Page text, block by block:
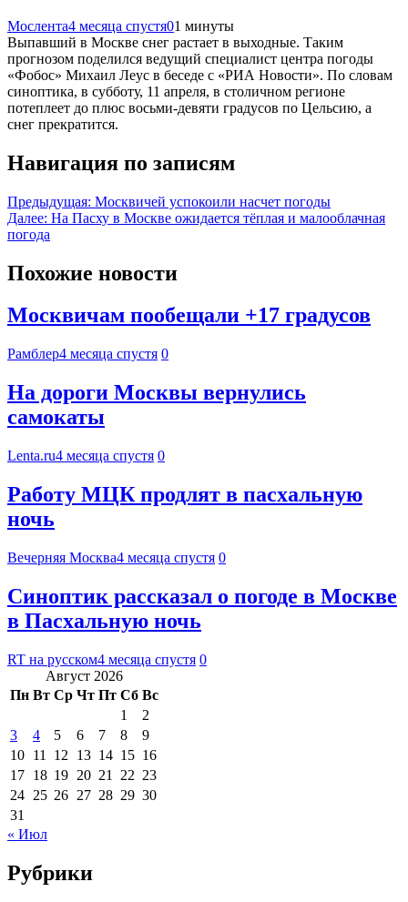
Мослента4 месяца спустя01 минуты
Выпавший в Москве снег растает в выходные. Таким
прогнозом поделился ведущий специалист центра погоды
«Фобос» Михаил Леус в беседе с «РИА Новости». По словам
синоптика, в субботу, 11 апреля, в столичном регионе
потеплеет до плюс восьми-девяти градусов по Цельсию, а
снег прекратится.
Навигация по записям
Предыдущая: Москвичей успокоили насчет погоды
Далее: На Пасху в Москве ожидается тёплая и малооблачная
погода
Похожие новости
Москвичам пообещали +17 градусов
Рамблер4 месяца спустя 0
На дороги Москвы вернулись
самокаты
Lenta.ru4 месяца спустя 0
Работу МЦК продлят в пасхальную
ночь
Вечерняя Москва4 месяца спустя 0
Синоптик рассказал о погоде в Москве
в Пасхальную ночь
RT на русском4 месяца спустя 0
Август 2026
Пн Вт Ср Чт Пт Сб Вс
1
2
3
4 5 6 7 8
9
10 11 12 13 14 15 16
17 18 19 20 21 22 23
24 25 26 27 28 29 30
31
« Июл
Рубрики